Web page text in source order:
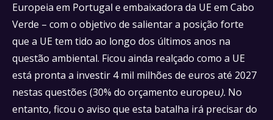
Europeia em Portugal e embaixadora da UE em Cabo
Verde – com o objetivo de salientar a posição forte
que a UE tem tido ao longo dos últimos anos na
questão ambiental. Ficou ainda realçado como a UE
está pronta a investir 4 mil milhões de euros até 2027
nestas questões (30% do orçamento europeu). No
entanto, ficou o aviso que esta batalha irá precisar do